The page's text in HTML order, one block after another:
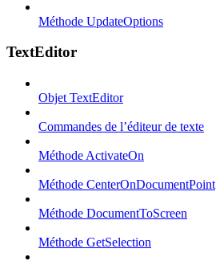
Méthode UpdateOptions
TextEditor
Objet TextEditor
Commandes de l’éditeur de texte
Méthode ActivateOn
Méthode CenterOnDocumentPoint
Méthode DocumentToScreen
Méthode GetSelection